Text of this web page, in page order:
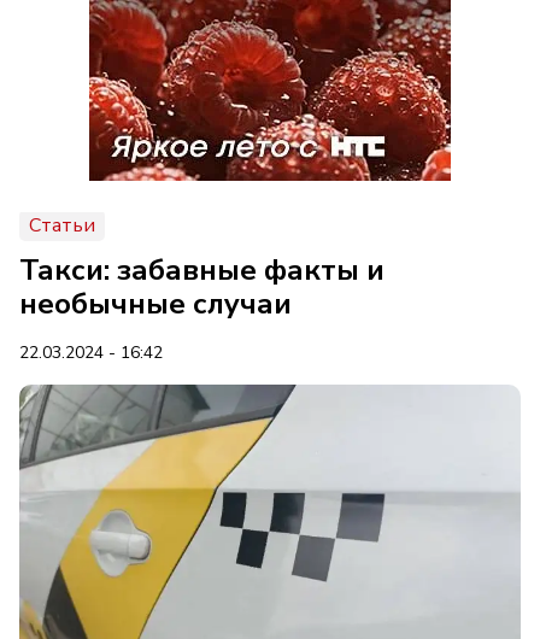
Статьи
Такси: забавные факты и
необычные случаи
22.03.2024 - 16:42